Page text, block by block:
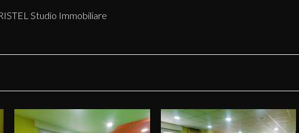
Studio Immobiliare